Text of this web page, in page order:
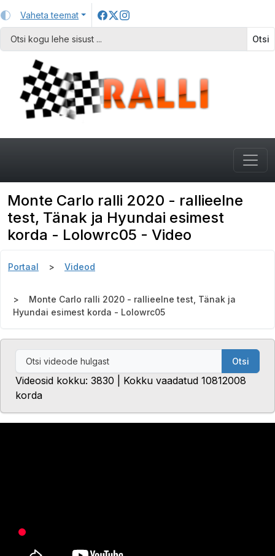
Vaheta teemat
Otsi
Monte Carlo ralli 2020 - rallieelne
test, Tänak ja Hyundai esimest
korda - Lolowrc05 - Video
Portaal Videod
Monte Carlo ralli 2020 - rallieelne test, Tänak ja
Hyundai esimest korda - Lolowrc05
Otsi
Videosid kokku: 3830 | Kokku vaadatud 10812008
korda